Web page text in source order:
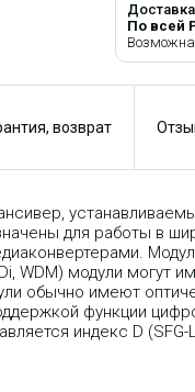
По всей
Возможна
возврат
для работы в
WDM) модули могут
обычно имеют
функции
индекс D (SFG-